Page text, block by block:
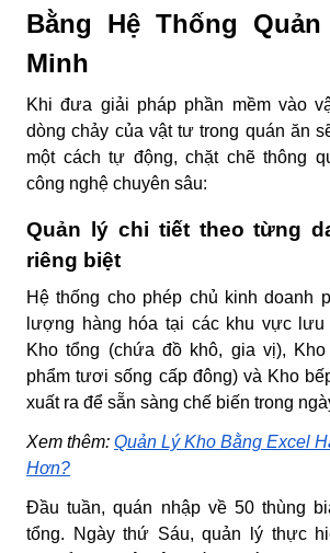
Bằng Hệ Thống
Minh
Khi đưa giải pháp phần mềm vào
dòng chảy của vật tư trong quán ăn
một cách tự động, chặt chẽ thông
công nghệ chuyên sâu:
Quản lý chi tiết theo từng
riêng biệt
Hệ thống cho phép chủ kinh doanh
lượng hàng hóa tại các khu vực
Kho tổng (chứa đồ khô, gia vị),
phẩm tươi sống cấp đông) và Kho
xuất ra để sẵn sàng chế biến trong
Xem thêm: Quản Lý Kho Bằng Excel
Hơn?
Đầu tuần, quán nhập về 50 thùng
tổng. Ngày thứ Sáu, quản lý thực